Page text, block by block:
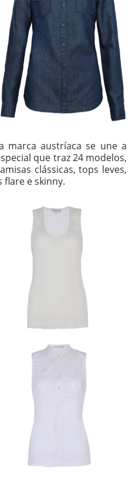
marca austríaca se une a
que traz 24 modelos,
clássicas, tops leves,
flare e skinny.